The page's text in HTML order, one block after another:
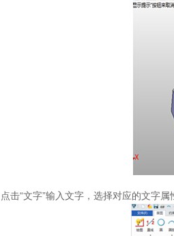
点击“文字”输入文字，选择对应的文字属